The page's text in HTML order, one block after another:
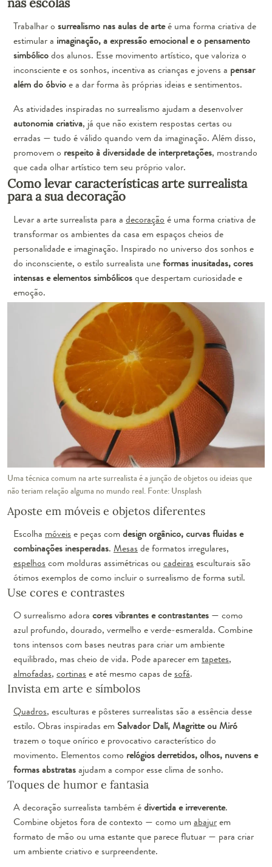
Trabalhar o surrealismo nas aulas de arteé uma forma criativa de
estimular a imaginação, a expressão emocional e o pensamento
simbólicodos alunos. Esse movimento artístico, que valoriza o
inconsciente e os sonhos, incentiva as crianças e jovens a pensar
além do óbvioe a dar forma às próprias ideias e sentimentos.
As atividades inspiradas no surrealismo ajudam a desenvolver
autonomia criativa, já que não existem respostas certas ou
erradas — tudo é válido quando vem da imaginação. Além disso,
promovem o respeito à diversidade de interpretações, mostrando
que cada olhar artístico tem seu próprio valor.
Como levar características arte surrealista
para a sua decoração
Levar a arte surrealista para a decoração é uma forma criativa de
transformar os ambientes da casa em espaços cheios de
personalidade e imaginação. Inspirado no universo dos sonhos e
do inconsciente, o estilo surrealista uneformas inusitadas, cores
intensas e elementos simbólicosque despertam curiosidade e
emoção.
Uma técnica comum na arte surrealista é a junção de objetos ou ideias que
não teriam relação alguma no mundo real. Fonte: Unsplash
Aposte em móveis e objetos diferentes
Escolha móveis e peças comdesign orgânico, curvas fluidas e
combinações inesperadas. Mesas de formatos irregulares,
espelhos com molduras assimétricas ou cadeiras esculturais são
ótimos exemplos de como incluir o surrealismo de forma sutil.
Use cores e contrastes
O surrealismo adora cores vibrantes e contrastantes — como
azul profundo, dourado, vermelho e verde-esmeralda. Combine
tons intensos com bases neutras para criar um ambiente
equilibrado, mas cheio de vida. Pode aparecer emtapetes,
almofadas, cortinas e até mesmo capas desofá.
Invista em arte e símbolos
Quadros, esculturas e pôsteres surrealistas são a essência desse
estilo. Obras inspiradas em Salvador Dalí, Magritte ou Miró
trazem o toque onírico e provocativo característico do
movimento. Elementos como relógios derretidos, olhos, nuvens e
formas abstratasajudam a compor esse clima de sonho.
Toques de humor e fantasia
A decoração surrealista também édivertida e irreverente.
Combine objetos fora de contexto — como umabajurem
formato de mão ou uma estante que parece flutuar — para criar
um ambiente criativo e surpreendente.